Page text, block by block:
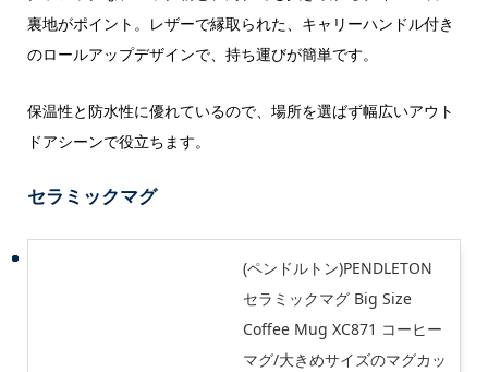
裏地がポイント。レザーで縁取られた、キャリーハンドル付き
のロールアップデザインで、持ち運びが簡単です。
保温性と防水性に優れているので、場所を選ばず幅広いアウト
ドアシーンで役立ちます。
セラミックマグ
(ペンドルトン)PENDLETON
セラミックマグ Big Size
Coffee Mug XC871 コーヒー
マグ/大きめサイズのマグカッ